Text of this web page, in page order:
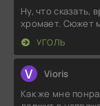
Ну, что сказать,
хромает. Сюжет
УГОЛЬ
V Vioris
Как же мне